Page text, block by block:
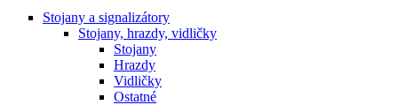
Stojany a signalizátory
Stojany, hrazdy, vidličky
Stojany
Hrazdy
Vidličky
Ostatné